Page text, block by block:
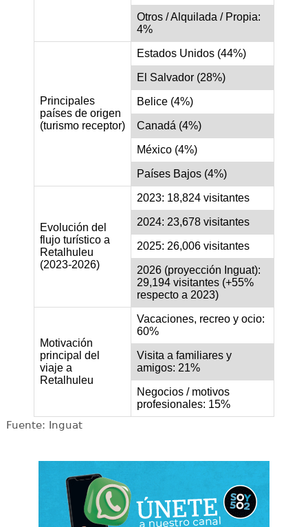
Otros / Alquilada / Propia:
4%
Principales
países de origen
(turismo receptor)
Estados Unidos (44%)
El Salvador (28%)
Belice (4%)
Canadá (4%)
México (4%)
Países Bajos (4%)
Evolución del
flujo turístico a
Retalhuleu
(2023-2026)
2023: 18,824 visitantes
2024: 23,678 visitantes
2025: 26,006 visitantes
2026 (proyección Inguat):
29,194 visitantes (+55%
respecto a 2023)
Motivación
principal del
viaje a
Retalhuleu
Vacaciones, recreo y ocio:
60%
Visita a familiares y
amigos: 21%
Negocios / motivos
profesionales: 15%
Fuente: Inguat